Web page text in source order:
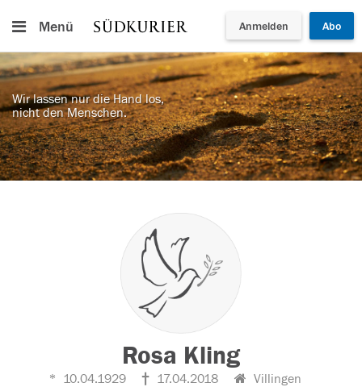
Menü Anmelden Abo
Wir lassen nur die Hand los,
nicht den Menschen.
Rosa Kling
10.04.1929 17.04.2018 Villingen